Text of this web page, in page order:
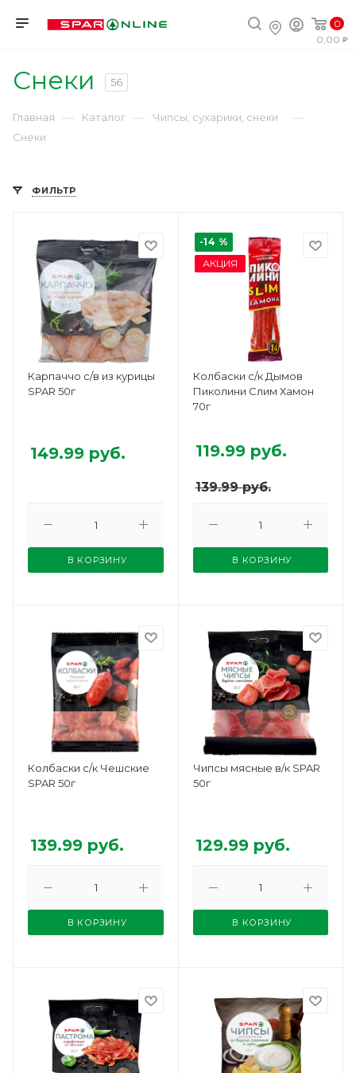
0
0,00
Снеки 56
Главная — Каталог — Чипсы, сухарики, снеки —
Снеки
ФИЛЬТР
Карпаччо с/в из курицы
SPAR 50г
149.99 руб.
В КОРЗИНУ
-14 %
АКЦИЯ
Колбаски с/к Дымов
Пиколини Слим Хамон
70г
139.99руб.
119.99руб.
В КОРЗИНУ
Колбаски с/к Чешские
SPAR 50г
139.99 руб.
В КОРЗИНУ
Чипсы мясные в/к SPAR
50г
129.99руб.
В КОРЗИНУ